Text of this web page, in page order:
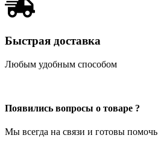
Быстрая доставка
Любым удобным способом
Появились вопросы о товаре ?
Мы всегда на связи и готовы помочь